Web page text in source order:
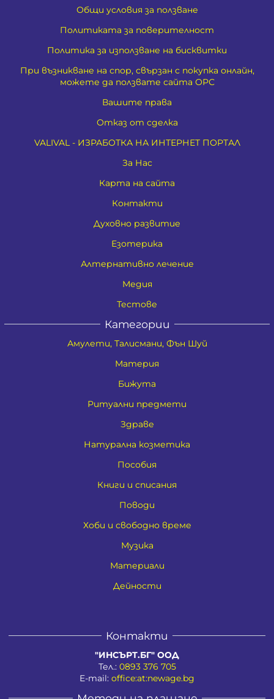
Общи условия за ползване
Политиката за поверителност
Политика за използване на бисквитки
При възникване на спор, свързан с покупка онлайн,
можете да ползвате сайта ОРС
Вашите права
Отказ от сделка
VALIVAL - ИЗРАБОТКА НА ИНТЕРНЕТ ПОРТАЛ
За Нас
Карта на сайта
Контакти
Духовно развитие
Езотерика
Алтернативно лечение
Медия
Тестове
Категории
Амулети, Талисмани, Фън Шуй
Материя
Бижута
Ритуални предмети
Здраве
Натурална козметика
Пособия
Книги и списания
Поводи
Хоби и свободно време
Музика
Материали
Дейности
Контакти
"ИНСЪРТ.БГ" ООД
Тел.: 0893 376 705
E-mail: office:at:newage.bg